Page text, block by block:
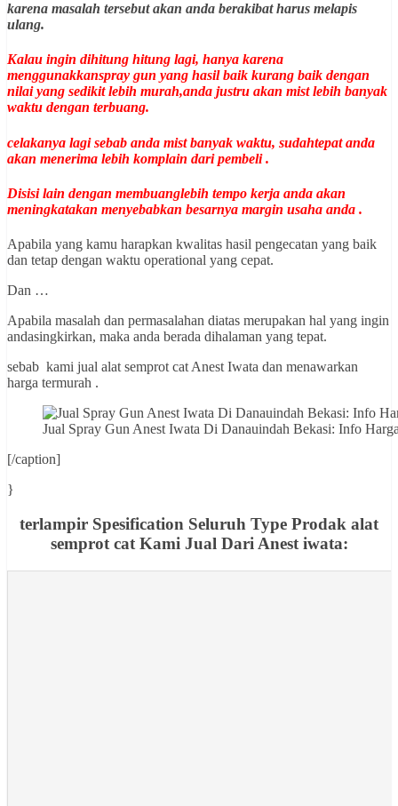
karena masalah tersebut akan anda berakibat harus melapis
ulang.
Kalau ingin dihitung hitung lagi, hanya karena
menggunakkanspray gun yang hasil baik kurang baik dengan
nilai yang sedikit lebih murah,anda justru akan mist lebih banyak
waktu dengan terbuang.
celakanya lagi sebab anda mist banyak waktu, sudahtepat anda
akan menerima lebih komplain dari pembeli .
Disisi lain dengan membuanglebih tempo kerja anda akan
meningkatakan menyebabkan besarnya margin usaha anda .
Apabila yang kamu harapkan kwalitas hasil pengecatan yang baik
dan tetap dengan waktu operational yang cepat.
Dan …
Apabila masalah dan permasalahan diatas merupakan hal yang ingin
andasingkirkan, maka anda berada dihalaman yang tepat.
sebab kami jual alat semprot cat Anest Iwata dan menawarkan
harga termurah .
Jual Spray Gun Anest Iwata Di Danauindah Bekasi: Info
[/caption]
}
terlampir Spesification Seluruh Type Prodak alat
semprot cat Kami Jual Dari Anest iwata: